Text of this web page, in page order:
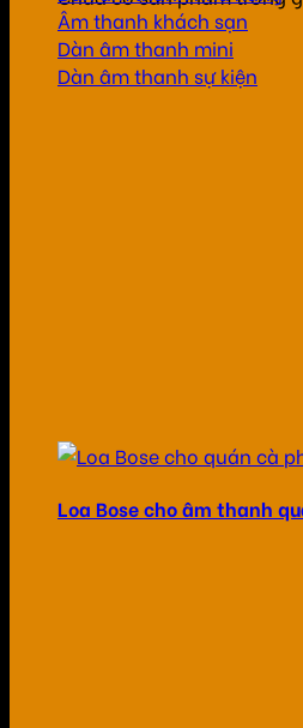
Âm thanh khách sạn
Dàn âm thanh mini
Dàn âm thanh sự kiện
Loa Bose cho âm thanh